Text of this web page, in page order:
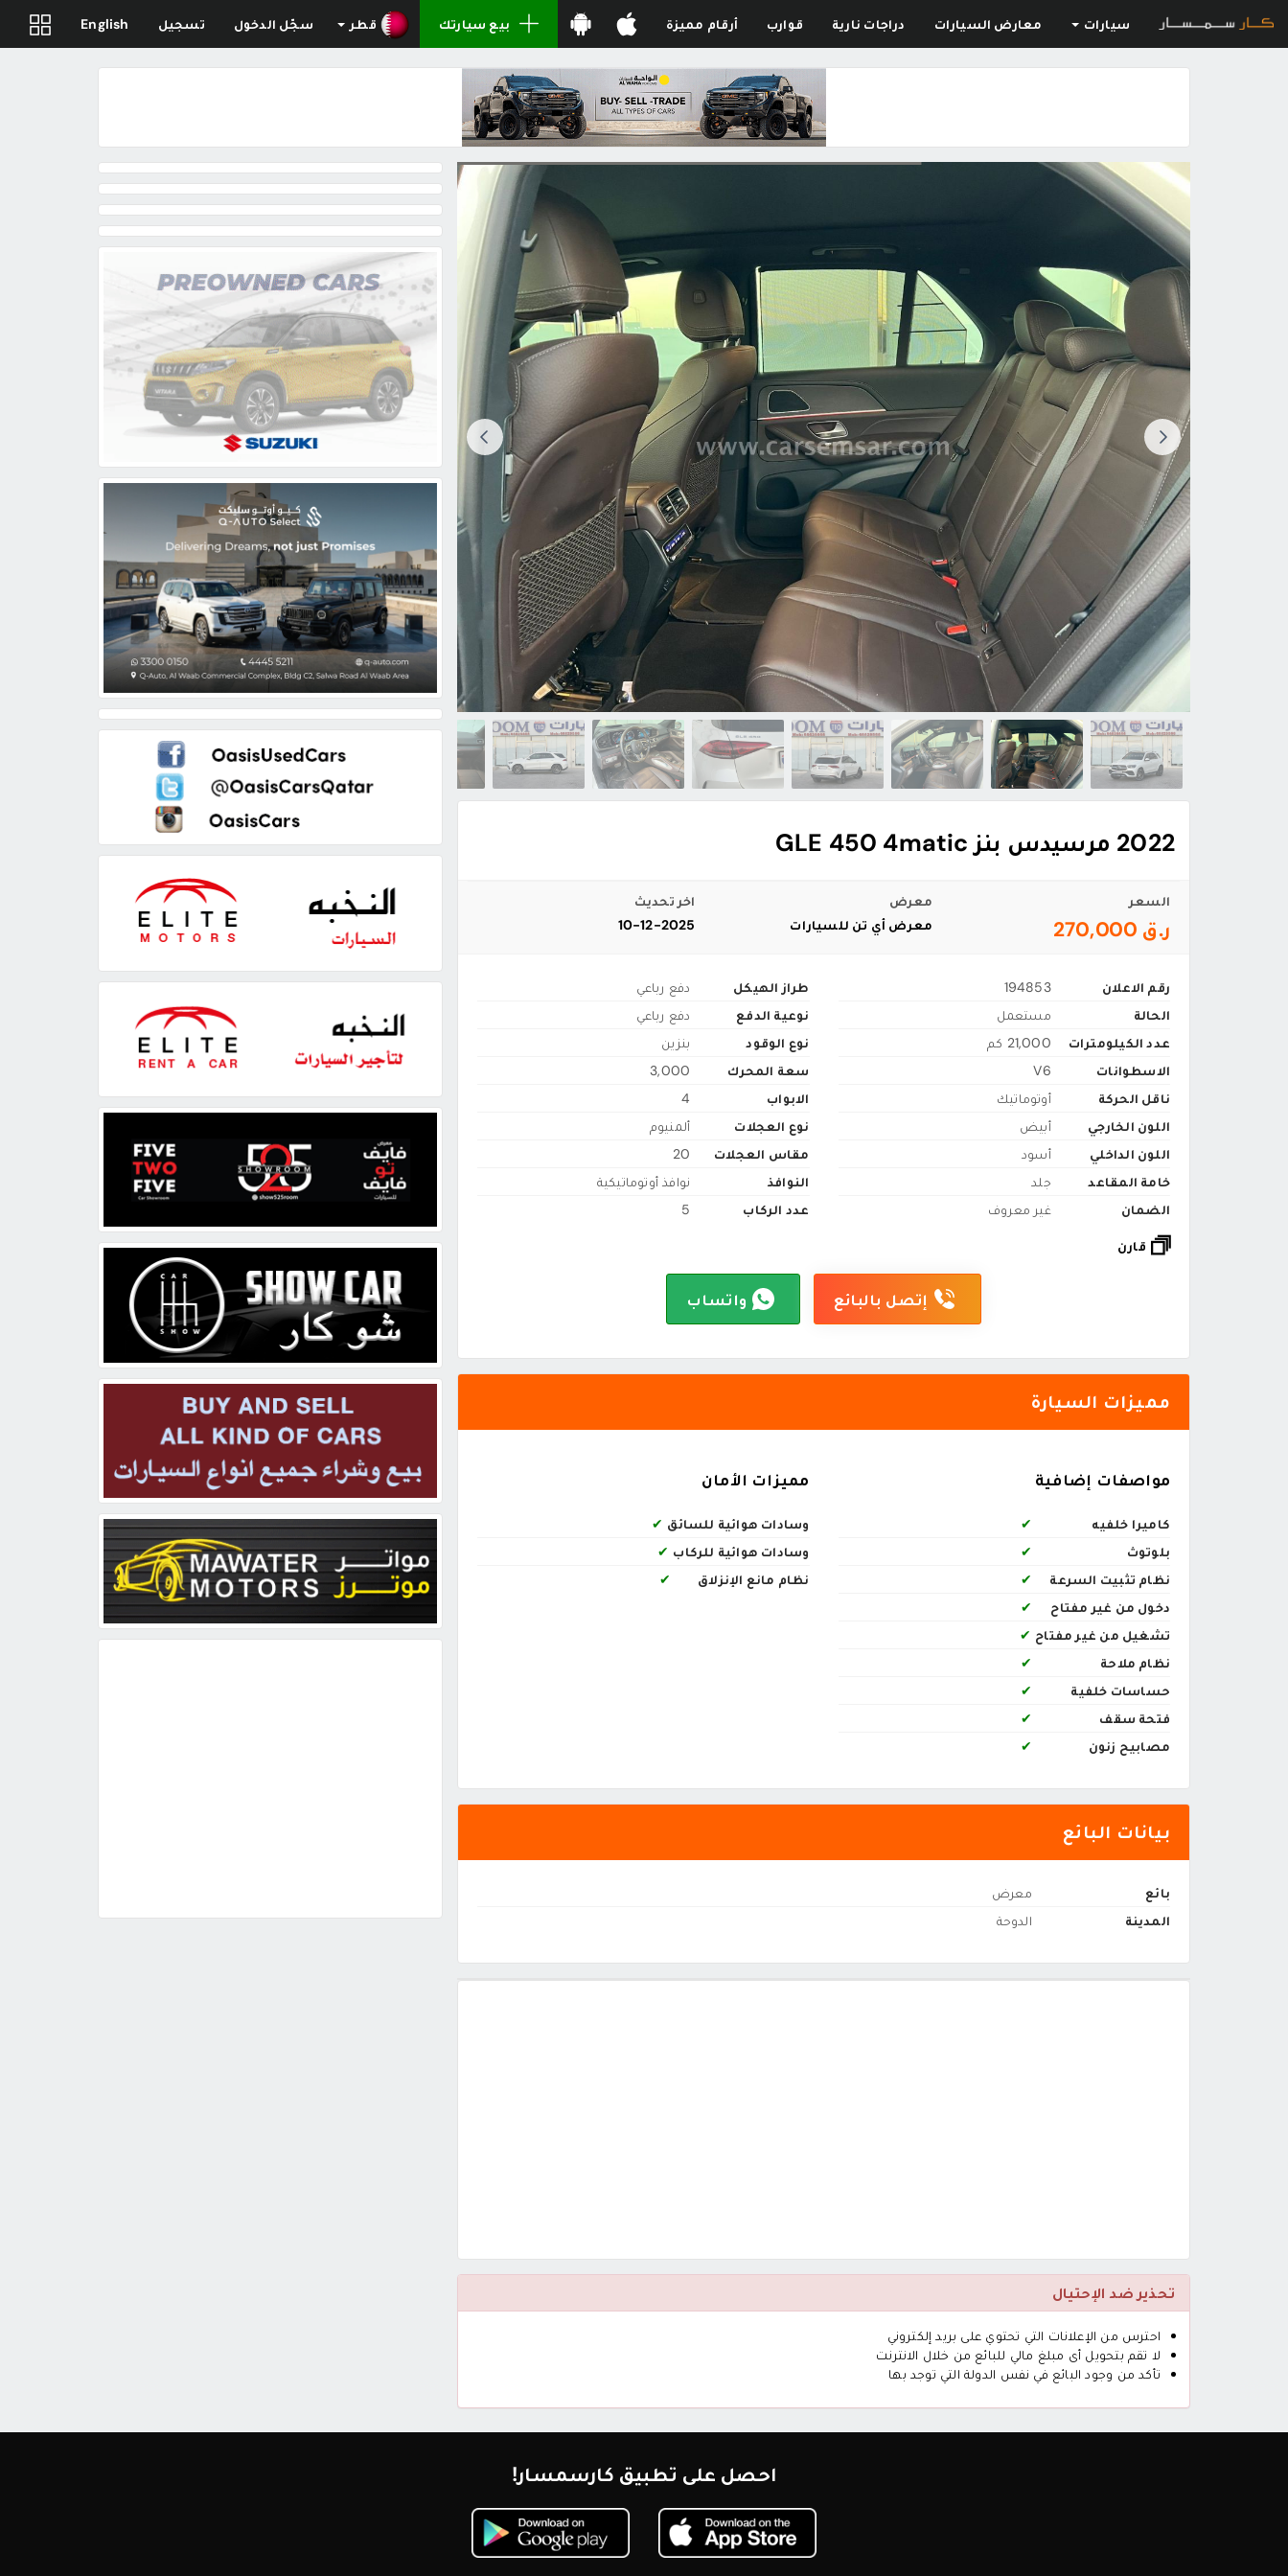
سيارات معارض السيارات دراجات نارية قوارب أرقام مميزة بيع سيارتك قطر سجّل الدخول تسجيل English
2022 مرسيدس بنز GLE 450 4matic
السعر
ر.ق 270,000
معرض
معرض أي تن للسيارات
اخر تحديث
10-12-2025
رقم الاعلان
194853
الحالة
مستعمل
عدد الكيلومترات
21,000 كم
الاسطوانات
V6
ناقل الحركة
أوتوماتيك
اللون الخارجي
أبيض
اللون الداخلي
أسود
خامة المقاعد
جلد
الضمان
غير معروف
طراز الهيكل
دفع رباعي
نوعية الدفع
دفع رباعي
نوع الوقود
بنزين
سعة المحرك
3,000
الابواب
4
نوع العجلات
ألمنيوم
مقاس العجلات
20
النوافذ
نوافذ أوتوماتيكية
عدد الركاب
5
قارن
إتصل بالبائع واتساب
مميزات السيارة
مواصفات إضافية
كاميرا خلفيه
✔
بلوتوث
✔
نظام تثبيت السرعة
✔
دخول من غير مفتاح
✔
تشغيل من غير مفتاح ✔
نظام ملاحة
✔
حساسات خلفية
✔
فتحة سقف
✔
مصابيح زنون
✔
مميزات الأمان
وسادات هوائية للسائق ✔
وسادات هوائية للركاب ✔
نظام مانع الإنزلاق
✔
بيانات البائع
بائع
معرض
المدينة
الدوحة
تحذير ضد الإحتيال
احترس من الإعلانات التي تحتوي على بريد إلكتروني
لا تقم بتحويل أى مبلغ مالي للبائع من خلال الانترنت
تأكد من وجود البائع في نفس الدولة التي توجد بها
احصل على تطبيق كارسمسار!